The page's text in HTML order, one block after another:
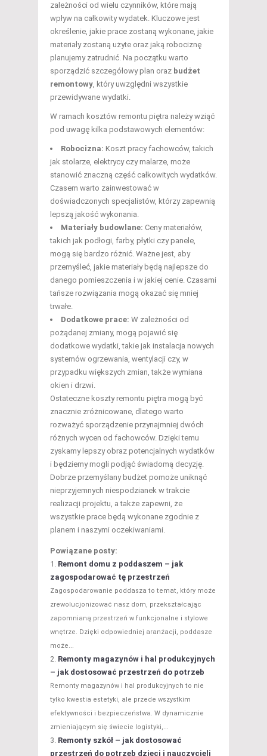
zależności od wielu czynników, które mają
wpływ na całkowity wydatek. Kluczowe jest
określenie, jakie prace zostaną wykonane, jakie
materiały zostaną użyte oraz jaką robociznę
planujemy zatrudnić. Na początku warto
sporządzić szczegółowy plan oraz budżet
remontowy, który uwzględni wszystkie
przewidywane wydatki.
W ramach kosztów remontu piętra należy wziąć
pod uwagę kilka podstawowych elementów:
Robocizna: Koszt pracy fachowców, takich
jak stolarze, elektrycy czy malarze, może
stanowić znaczną część całkowitych wydatków.
Czasem warto zainwestować w
doświadczonych specjalistów, którzy zapewnią
lepszą jakość wykonania.
Materiały budowlane: Ceny materiałów,
takich jak podłogi, farby, płytki czy panele,
mogą się bardzo różnić. Ważne jest, aby
przemyśleć, jakie materiały będą najlepsze do
danego pomieszczenia i w jakiej cenie. Czasami
tańsze rozwiązania mogą okazać się mniej
trwałe.
Dodatkowe prace: W zależności od
pożądanej zmiany, mogą pojawić się
dodatkowe wydatki, takie jak instalacja nowych
systemów ogrzewania, wentylacji czy, w
przypadku większych zmian, także wymiana
okien i drzwi.
Ostateczne koszty remontu piętra mogą być
znacznie zróżnicowane, dlatego warto
rozważyć sporządzenie przynajmniej dwóch
różnych wycen od fachowców. Dzięki temu
zyskamy lepszy obraz potencjalnych wydatków
i będziemy mogli podjąć świadomą decyzję.
Dobrze przemyślany budżet pomoże uniknąć
nieprzyjemnych niespodzianek w trakcie
realizacji projektu, a także zapewni, że
wszystkie prace będą wykonane zgodnie z
planem i naszymi oczekiwaniami.
Powiązane posty:
Remont domu z poddaszem – jak
zagospodarować tę przestrzeń
Zagospodarowanie poddasza to temat, który może
zrewolucjonizować nasz dom, przekształcając
zapomnianą przestrzeń w funkcjonalne i stylowe
wnętrze. Dzięki odpowiedniej aranżacji, poddasze
może...
Remonty magazynów i hal produkcyjnych
– jak dostosować przestrzeń do potrzeb
Remonty magazynów i hal produkcyjnych to nie
tylko kwestia estetyki, ale przede wszystkim
efektywności i bezpieczeństwa. W dynamicznie
zmieniającym się świecie logistyki,...
Remonty szkół – jak dostosować
przestrzeń do potrzeb dzieci i nauczycieli